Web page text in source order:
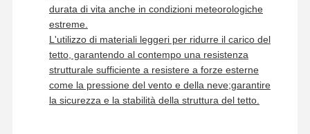
Chi Siamo
durata di vita anche in condizioni meteorologiche
estreme.
L'utilizzo di materiali leggeri per ridurre il carico del
tetto, garantendo al contempo una resistenza
strutturale sufficiente a resistere a forze esterne
come la pressione del vento e della neve;garantire
la sicurezza e la stabilità della struttura del tetto.